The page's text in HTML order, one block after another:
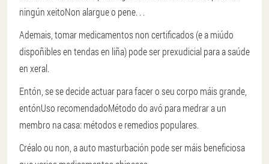
ningún xeitoNon alargue o pene. . .
Ademais, tomar medicamentos non certificados (e a miúdo
dispoñibles en tendas en liña) pode ser prexudicial para a saúde
en xeral.
Entón, se se decide actuar para facer o seu corpo máis grande,
entónUso recomendadoMétodo do avó para medrar a un
membro na casa: métodos e remedios populares.
Créalo ou non, a auto masturbación pode ser máis beneficiosa